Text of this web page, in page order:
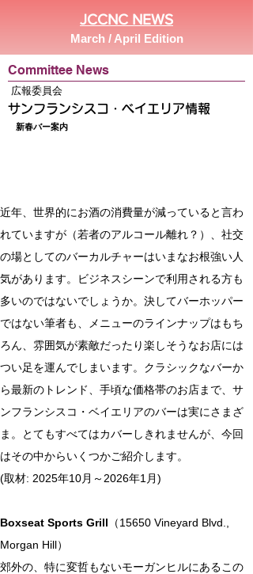
JCCNC NEWS
March / April Edition
Committee News
広報委員会
サンフランシスコ・ベイエリア情報
新春バー案内
近年、世界的にお酒の消費量が減っていると言わ
れていますが（若者のアルコール離れ？）、社交
の場としてのバーカルチャーはいまなお根強い人
気があります。ビジネスシーンで利用される方も
多いのではないでしょうか。決してバーホッパー
ではない筆者も、メニューのラインナップはもち
ろん、雰囲気が素敵だったり楽しそうなお店には
つい足を運んでしまいます。クラシックなバーか
ら最新のトレンド、手頃な価格帯のお店まで、サ
ンフランシスコ・ベイエリアのバーは実にさまざ
ま。とてもすべてはカバーしきれませんが、今回
はその中からいくつかご紹介します。
(取材: 2025年10月～2026年1月)
Boxseat Sports Grill （15650 Vineyard Blvd.,
Morgan Hill）
郊外の、特に変哲もないモーガンヒルにあるこの